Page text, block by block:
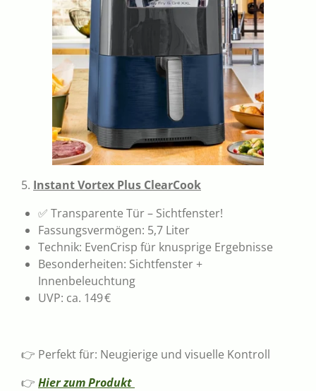
5. Instant Vortex Plus ClearCook
✅ Transparente Tür – Sichtfenster!
Fassungsvermögen: 5,7 Liter
Technik: EvenCrisp für knusprige Ergebnisse
Besonderheiten: Sichtfenster +
Innenbeleuchtung
UVP: ca. 149 €
👉 Perfekt für: Neugierige und visuelle Kontroll
👉 Hier zum Produkt